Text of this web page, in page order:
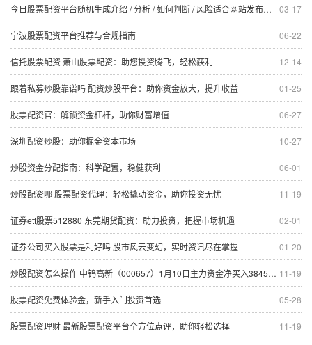
03-17
今日股票配资平台随机生成介绍 / 分析 / 如何判断 / 风险适合网站发布不超30字的标题
06-22
宁波股票配资平台推荐与合规指南
12-14
信托股票配资 萧山股票配资：助您投资腾飞，轻松获利
01-25
跟着私募炒股靠谱吗 配资炒股平台：助你资金放大，提升收益
06-27
股票配资官：解锁资金杠杆，助你财富增值
10-27
深圳配资炒股：助你掘金资本市场
06-01
炒股资金分配指南：科学配置，稳健获利
11-19
炒股配资哪 股票配资代理：轻松撬动资金，助你投资无忧
02-01
证券etf股票512880 东莞期货配资：助力投资，把握市场机遇
01-20
证券公司买入股票是利好吗 股市风云变幻，实时资讯尽在掌握
11-19
炒股配资怎么操作 中钨高新（000657）1月10日主力资金净买入384503万元
05-28
股票配资免费体验金，新手入门投资首选
11-19
股票配资理财 最新股票配资平台全方位点评，助你轻松选择